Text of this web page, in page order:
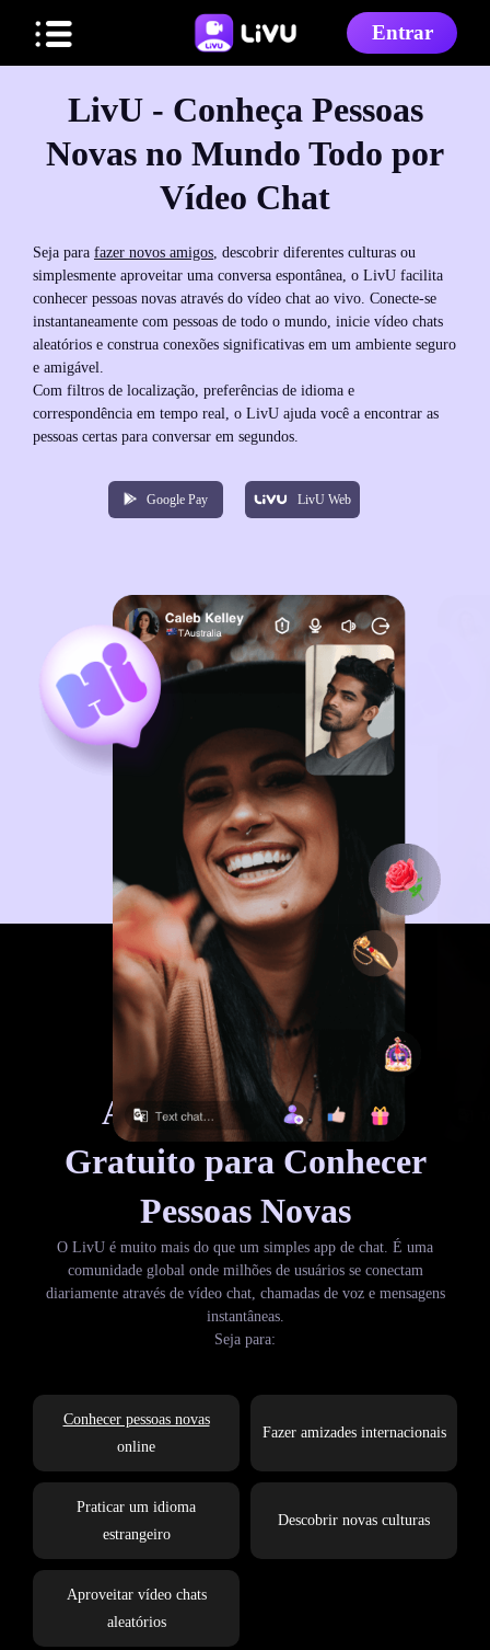
Entrar
LivU - Conheça Pessoas
Novas no Mundo Todo por
Vídeo Chat
Seja para fazer novos amigos , descobrir diferentes culturas ou
simplesmente aproveitar uma conversa espontânea, o LivU facilita
conhecer pessoas novas através do vídeo chat ao vivo. Conecte-se
instantaneamente com pessoas de todo o mundo, inicie vídeo chats
aleatórios e construa conexões significativas em um ambiente seguro
e amigável.
Com filtros de localização, preferências de idioma e
correspondência em tempo real, o LivU ajuda você a encontrar as
pessoas certas para conversar em segundos.
Google Pay LivU Web
App de Vídeo Chat
Gratuito para Conhecer
Pessoas Novas
O LivU é muito mais do que um simples app de chat. É uma
comunidade global onde milhões de usuários se conectam
diariamente através de vídeo chat, chamadas de voz e mensagens
instantâneas.
Seja para:
Conhecer pessoas novas
online
Fazer amizades internacionais
Praticar um idioma
estrangeiro
Descobrir novas culturas
Aproveitar vídeo chats
aleatórios